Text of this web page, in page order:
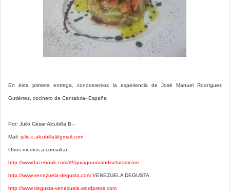
En ésta primera entrega, conoceremos la experiencia de José Manuel Rodríguez
Gutiérrez, cocinero de Cantabria- España
Por: Julio César Alcubilla B.-
Mail: julio.c.alcubilla@gmail.com
Otros medios a consultar:
http://www.facebook.com/#!/guiagourmandiselatamcom
http://www.venezuela-degusta.com VENEZUELA DEGUSTA
http://www.degusta-venezuela.wordpress.com